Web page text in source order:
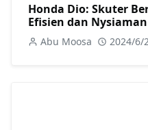
Honda Dio: Skuter
Efisien dan Nysiaman
Abu Moosa 2024/6/